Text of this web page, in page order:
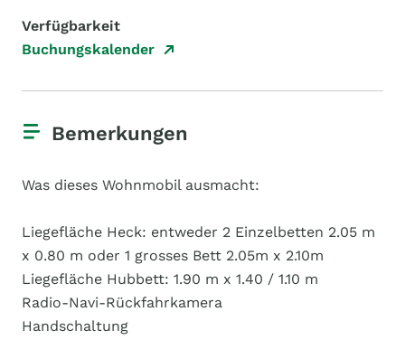
Verfügbarkeit
Buchungskalender
Bemerkungen
Was dieses Wohnmobil ausmacht:
Liegefläche Heck: entweder 2 Einzelbetten 2.05 m
x 0.80 m oder 1 grosses Bett 2.05m x 2.10m
Liegefläche Hubbett: 1.90 m x 1.40 / 1.10 m
Radio-Navi-Rückfahrkamera
Handschaltung